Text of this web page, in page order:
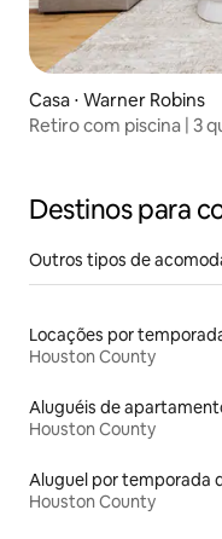
Casa ⋅ Warner Robins
Retiro com piscina | 3
Destinos para
Outros tipos de
Houston County
Aluguéis de
Houston County
Houston County